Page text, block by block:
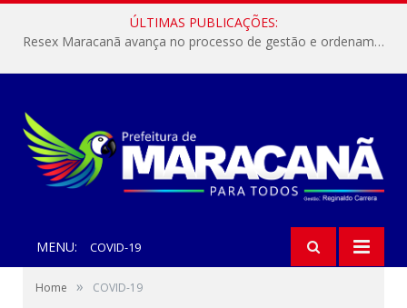
ÚLTIMAS PUBLICAÇÕES:
Resex Maracanã avança no processo de gestão e ordenamento do turismo em nossas áreas protegidas.
MENU: COVID-19
Home » COVID-19